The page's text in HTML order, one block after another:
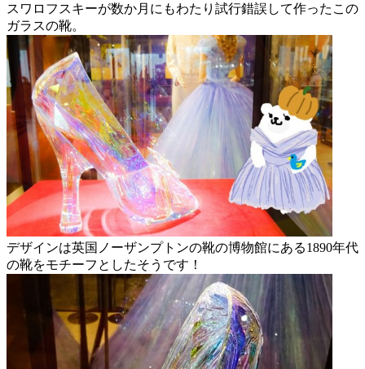
スワロフスキーが数か月にもわたり試行錯誤して作ったこの
ガラスの靴。
デザインは英国ノーザンプトンの靴の博物館にある1890年代
の靴をモチーフとしたそうです！